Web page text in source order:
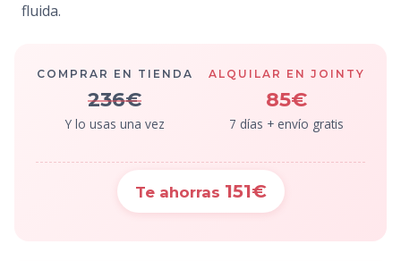
fluida.
COMPRAR EN TIENDA
236€
Y lo usas una vez
ALQUILAR EN JOINTY
85€
7 días + envío gratis
Te ahorras 151€